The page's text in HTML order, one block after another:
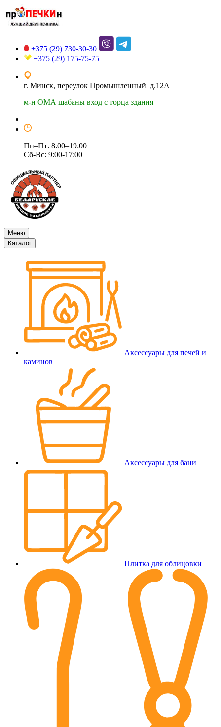
+375 (29) 730-30-30
+375 (29) 175-75-75
г. Минск, переулок Промышленный, д.12А
м-н ОМА шабаны вход с торца здания
Пн–Пт: 8:00–19:00
Сб-Вс: 9:00-17:00
Меню
Каталог
Аксессуары для печей и
каминов
Аксессуары для бани
Плитка для облицовки